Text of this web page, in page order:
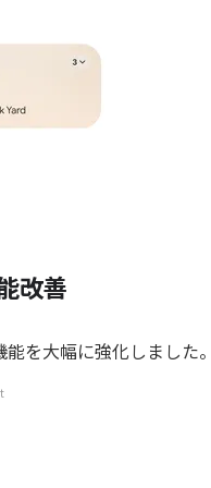
改善
を大幅に強化しました